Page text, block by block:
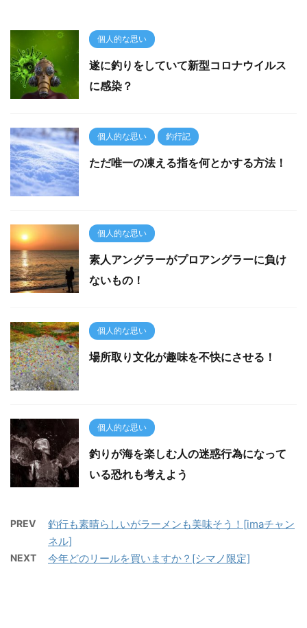
個人的な思い
遂に釣りをしていて新型コロナウイルス
に感染？
個人的な思い 釣行記
ただ唯一の凍える指を何とかする方法！
個人的な思い
素人アングラーがプロアングラーに負け
ないもの！
個人的な思い
場所取り文化が趣味を不快にさせる！
個人的な思い
釣りが海を楽しむ人の迷惑行為になって
いる恐れも考えよう
PREV
釣行も素晴らしいがラーメンも美味そう！[imaチャン
ネル]
NEXT 今年どのリールを買いますか？[シマノ限定]